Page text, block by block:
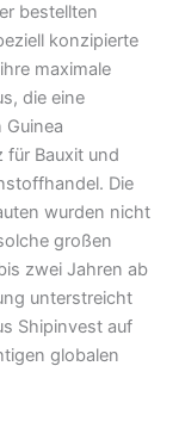
bestellten
konzipierte
maximale
die eine
für Bauxit und
Die
wurden nicht
großen
zwei Jahren ab
unterstreicht
Shipinvest auf
globalen